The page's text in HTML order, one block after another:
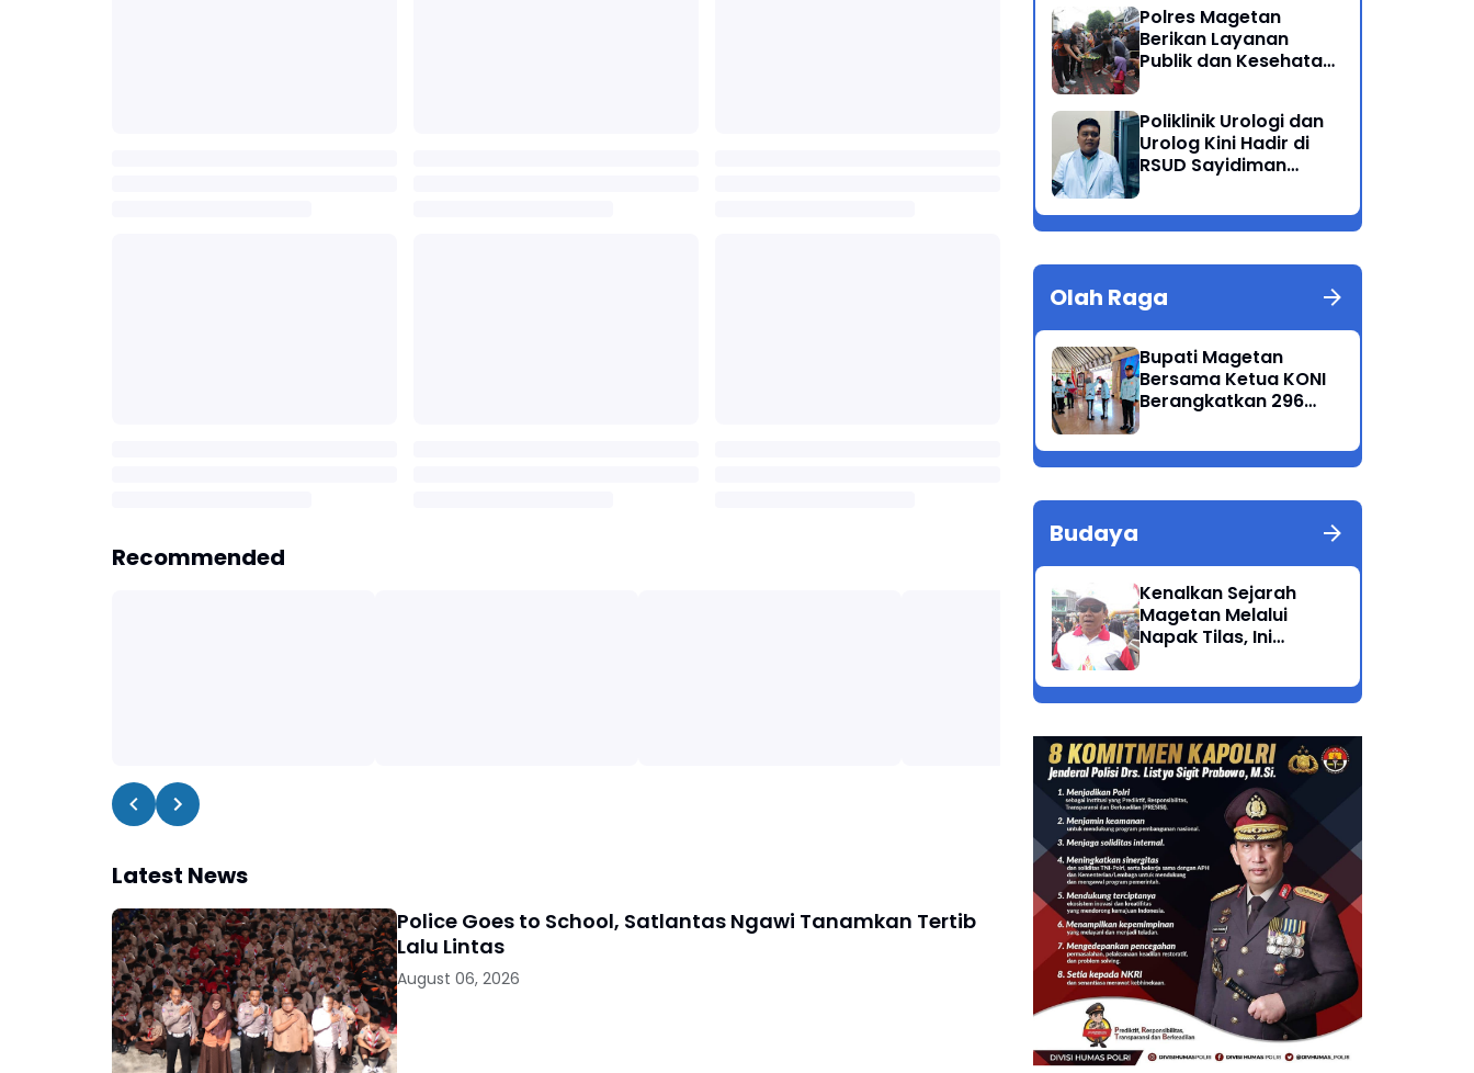
Recommended
Latest News
Police Goes to School, Satlantas Ngawi Tanamkan Tertib
Lalu Lintas
August 06, 2026
Polres Magetan
Berikan Layanan
Publik dan Kesehatan
Poliklinik Urologi dan
Urolog Kini Hadir di
RSUD Sayidiman
Olah Raga
Bupati Magetan
Bersama Ketua KONI
Berangkatkan 296
Jatim 2025
Budaya
Kenalkan Sejarah
Magetan Melalui
Napak Tilas, Ini
Kadis Dikpora.